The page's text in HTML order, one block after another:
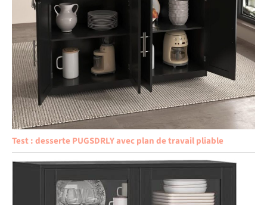
Test : desserte PUGSDRLY avec plan de travail pliable